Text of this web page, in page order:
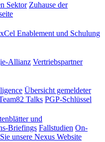
Sektor Zuhause der
xCel Enablement und Schulung
Allianz Vertriebspartner
Übersicht gemeldeter
Talks PGP-Schlüssel
und
Briefings Fallstudien On-
unsere Nexus Website